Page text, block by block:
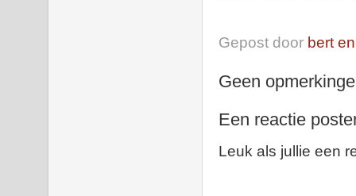
Gepost door bert
Geen
Een reactie
Leuk als jullie een